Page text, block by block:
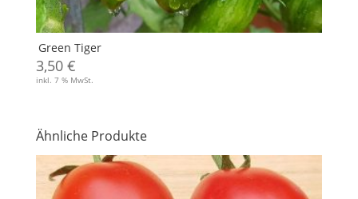
Green Tiger
3,50 €
inkl. 7 % MwSt.
Ähnliche Produkte